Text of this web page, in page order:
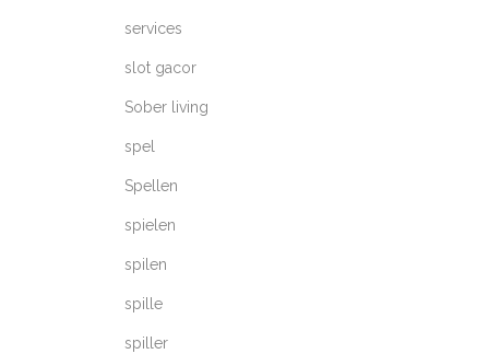
services
slot gacor
Sober living
spel
Spellen
spielen
spilen
spille
spiller